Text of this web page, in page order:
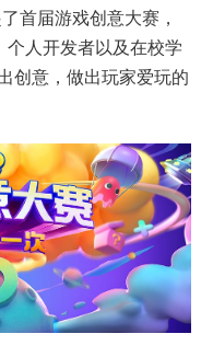
首届游戏创意大赛，
人开发者以及在校学
创意，做出玩家爱玩的